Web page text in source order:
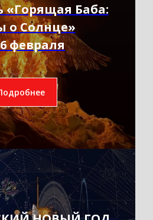
«Горящая Баба:
о Солнце»
февраля